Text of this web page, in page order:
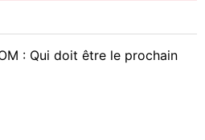
: Qui doit être le prochain